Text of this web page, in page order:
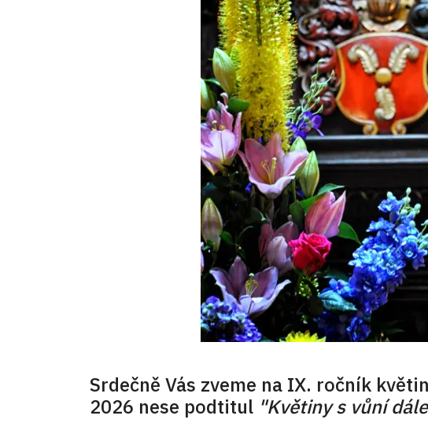
Srdečně Vás zveme na IX. ročník
2026 nese podtitul "Květiny s vůní